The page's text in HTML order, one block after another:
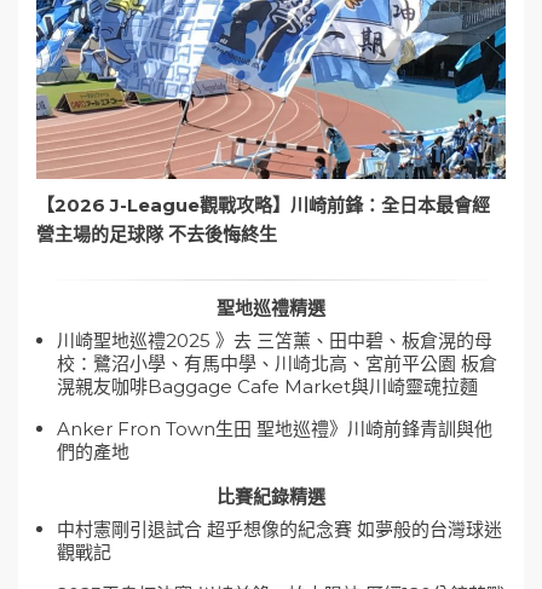
【2026 J-League觀戰攻略】川崎前鋒：全日本最會經
營主場的足球隊 不去後悔終生
聖地巡禮精選
川崎聖地巡禮2025 》去 三笘薰、田中碧、板倉滉的母
校：鷺沼小學、有馬中學、川崎北高、宮前平公園 板倉
滉親友咖啡Baggage Cafe Market與川崎靈魂拉麵
Anker Fron Town生田 聖地巡禮》川崎前鋒青訓與他
們的產地
比賽紀錄精選
中村憲剛引退試合 超乎想像的紀念賽 如夢般的台灣球迷
觀戰記